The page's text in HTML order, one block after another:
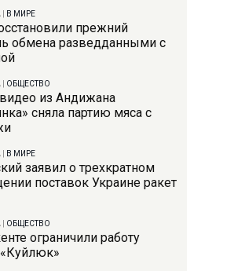
В МИРЕ
прежний
обмена разведданными с
ОБЩЕСТВО
из Андижана
сняла партию мяса с
В МИРЕ
заявил о трехкратном
поставок Украине ракет
ОБЩЕСТВО
ограничили работу